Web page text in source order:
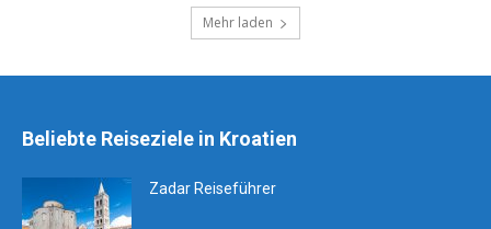
Mehr laden
Beliebte Reiseziele in Kroatien
Zadar Reiseführer